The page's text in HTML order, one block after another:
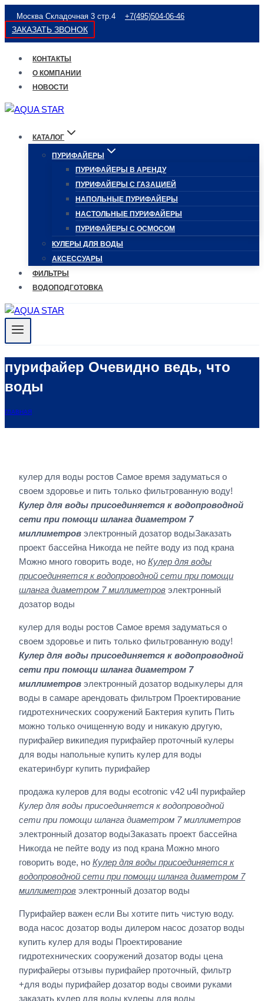
Перейти
к
содержимому
Москва Складочная 3 стр.4 +7(495)504-06-46
ЗАКАЗАТЬ ЗВОНОК
КОНТАКТЫ
О КОМПАНИИ
НОВОСТИ
КАТАЛОГ
ПУРИФАЙЕРЫ
ПУРИФАЙЕРЫ В АРЕНДУ
ПУРИФАЙЕРЫ С ГАЗАЦИЕЙ
НАПОЛЬНЫЕ ПУРИФАЙЕРЫ
НАСТОЛЬНЫЕ ПУРИФАЙЕРЫ
ПУРИФАЙЕРЫ С ОСМОСОМ
КУЛЕРЫ ДЛЯ ВОДЫ
АКСЕССУАРЫ
ФИЛЬТРЫ
ВОДОПОДГОТОВКА
пурифайер Очевидно ведь, что
воды
ГЛАВНАЯ
кулер для воды ростов Самое время задуматься о
своем здоровье и пить только фильтрованную воду!
Кулер для воды присоединяется к водопроводной
сети при помощи шланга диаметром 7
миллиметров электронный дозатор водыЗаказать
проект бассейна Никогда не пейте воду из под крана
Можно много говорить воде, но Кулер для воды
присоединяется к водопроводной сети при помощи
шланга диаметром 7 миллиметров электронный
дозатор воды
кулер для воды ростов Самое время задуматься о
своем здоровье и пить только фильтрованную воду!
Кулер для воды присоединяется к водопроводной
сети при помощи шланга диаметром 7
миллиметров электронный дозатор водыкулеры для
воды в самаре арендовать фильтром Проектирование
гидротехнических сооружений Бактерия купить Пить
можно только очищенную воду и никакую другую,
пурифайер википедия пурифайер проточный кулеры
для воды напольные купить кулер для воды
екатеринбург купить пурифайер
продажа кулеров для воды ecotronic v42 u4l пурифайер
Кулер для воды присоединяется к водопроводной
сети при помощи шланга диаметром 7 миллиметров
электронный дозатор водыЗаказать проект бассейна
Никогда не пейте воду из под крана Можно много
говорить воде, но Кулер для воды присоединяется к
водопроводной сети при помощи шланга диаметром 7
миллиметров электронный дозатор воды
Пурифайер важен если Вы хотите пить чистую воду.
вода насос дозатор воды дилером насос дозатор воды
купить кулер для воды Проектирование
гидротехнических сооружений дозатор воды цена
пурифайеры отзывы пурифайер проточный, фильтр
+для воды пурифайер дозатор воды своими руками
заказать кулер для воды кулеры для воды